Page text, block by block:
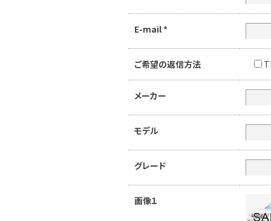
E-mail *
ご希望の返信方法
メーカー
モデル
グレード
画像１